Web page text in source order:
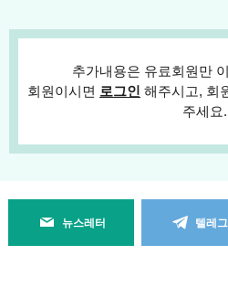
추가내용은 유료회원만
회원이시면 로그인 해주시고, 회
주세요.
뉴스레터 텔레